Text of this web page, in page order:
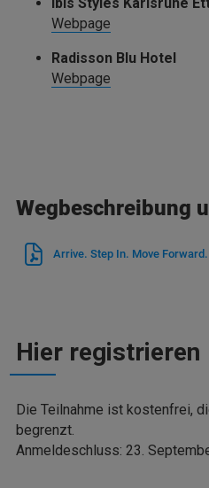
Webpage
Radisson Blu Hotel
Webpage
Wegbeschreibung
Arrive. Step In. Move Forward.
Hier registrieren
Die Teilnahme ist kostenfrei,
begrenzt.
Anmeldeschluss: 23.